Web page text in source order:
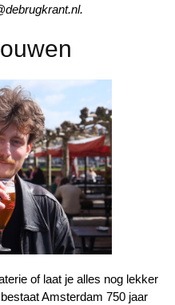
of laat je alles nog lekker
Amsterdam 750 jaar